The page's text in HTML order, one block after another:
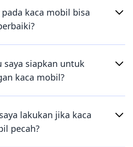
kaca mobil bisa
saya siapkan untuk
kaca mobil?
lakukan jika kaca
pecah?